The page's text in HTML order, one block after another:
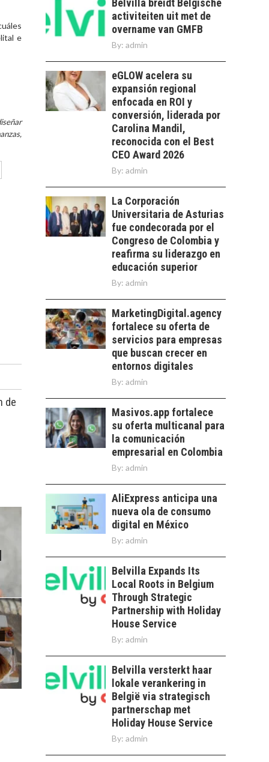
e
de
El tipo de cambio
como factor
determinante en la
FINANCIAMIENTO
PARA PYMES EN
CHILE:
ALTERNATIVAS MÁS
ALLÁ DEL CRÉDITO
BANCARIO
Financiamiento para
pymes en Chile:
alternativas que
LOS SERVICIOS
DIGITALES
EXPORTADOS DESDE
CHILE
El auge de las
exportaciones de
servicios digitales en
Chile:…
TURISMO EN EL
ATACAMA:
OPORTUNIDADES
PARA EL
DESARROLLO LOCAL
El Desierto de
Atacama: Motor
Estratégico para el
Desarrollo Turístico…
LA INDUSTRIA
MINERA CHILENA
FRENTE AL DESAFÍO
DE LA
SOSTENIBILIDAD
Minería chilena: un
pilar estratégico ante
el reto ineludible de…
Belvilla breidt Belgische
activiteiten uit met de
overname van GMFB
By: admin
eGLOW acelera su
expansión regional
enfocada en ROI y
conversión, liderada por
Carolina Mandil,
reconocida con el Best
CEO Award 2026
By: admin
La Corporación
Universitaria de Asturias
fue condecorada por el
Congreso de Colombia y
reafirma su liderazgo en
educación superior
By: admin
MarketingDigital.agency
fortalece su oferta de
servicios para empresas
que buscan crecer en
entornos digitales
By: admin
Masivos.app fortalece
su oferta multicanal para
la comunicación
empresarial en Colombia
By: admin
AliExpress anticipa una
nueva ola de consumo
digital en México
By: admin
Belvilla Expands Its
Local Roots in Belgium
Through Strategic
Partnership with Holiday
House Service
By: admin
Belvilla versterkt haar
lokale verankering in
België via strategisch
partnerschap met
Holiday House Service
By: admin